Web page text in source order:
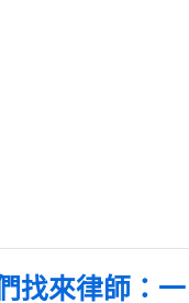
找來律師：一